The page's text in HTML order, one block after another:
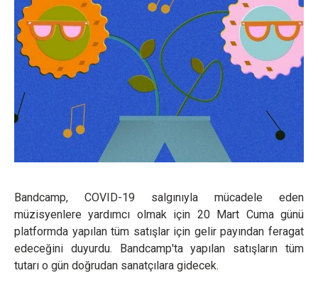
Bandcamp, COVID-19 salgınıyla mücadele eden
müzisyenlere yardımcı olmak için 20 Mart Cuma günü
platformda yapılan tüm satışlar için gelir payından feragat
edeceğini duyurdu. Bandcamp'ta yapılan satışların tüm
tutarı o gün doğrudan sanatçılara gidecek.